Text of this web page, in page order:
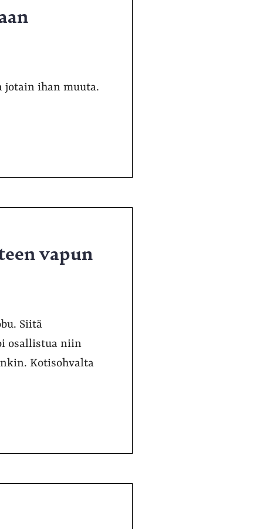
jotain ihan muuta.
vapun
Siitä
osallistua niin
Kotisohvalta